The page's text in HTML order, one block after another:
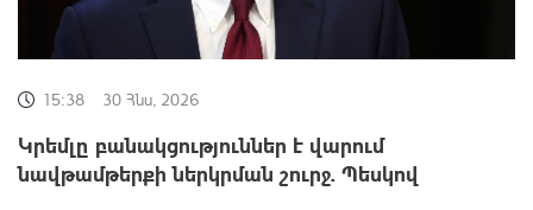
15:38 30 Հնս, 2026
Կրեմլը բանակցություններ է վարում
նավթամթերքի ներկրման շուրջ. Պեսկով